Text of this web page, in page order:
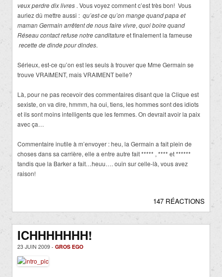
veux perdre dix livres . Vous voyez comment c’est très bon! Vous
auriez dû mettre aussi : qu’est-ce qu’on mange quand papa et
maman Germain arrêtent de nous faire vivre, quoi boire quand
Réseau contact refuse notre canditatureet finalement la fameuse
recette de dinde pour dindes.
Sérieux, est-ce qu’on est les seuls à trouver que Mme Germain se
trouve VRAIMENT, mais VRAIMENT belle?
Là, pour ne pas recevoir des commentaires disant que la Clique est
sexiste, on va dire, hmmm, ha oui, tiens, les hommes sont des idiots
et ils sont moins intelligents que les femmes. On devrait avoir la paix
avec ça…
Commentaire inutile à m’envoyer : heu, la Germain a fait plein de
choses dans sa carrière, elle a entre autre fait ***** , **** et ******
tandis que la Barker a fait…heuu…. ouin sur celle-là, vous avez
raison!
147 RÉACTIONS
ICHHHHHHH!
23 JUIN 2009 - GROS EGO